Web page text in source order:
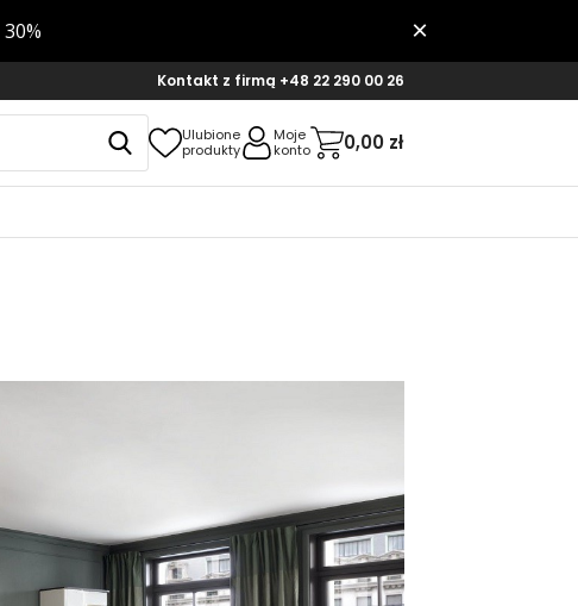
Kontakt z firmą +48 22 290 00 26
Ulubione
produkty
Moje
konto
0,00 zł